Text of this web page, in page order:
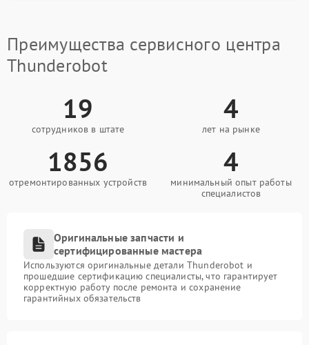
Преимущества сервисного центра
Thunderobot
19
сотрудников в штате
4
лет на рынке
1856
отремонтированных устройств
4
минимальный опыт работы
специалистов
Оригинальные запчасти и
сертифицированные мастера
Используются оригинальные детали Thunderobot и
прошедшие сертификацию специалисты, что гарантирует
корректную работу после ремонта и сохранение
гарантийных обязательств